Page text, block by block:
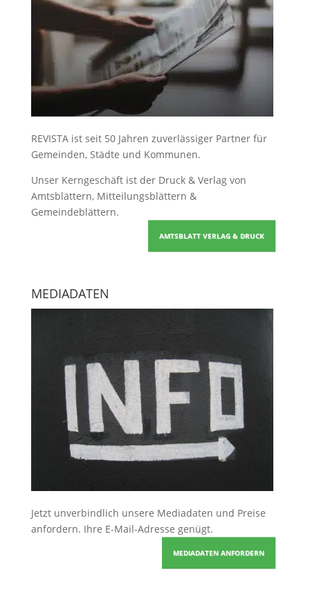
REVISTA ist seit 50 Jahren zuverlässiger Partner für
Gemeinden, Städte und Kommunen.
Unser Kerngeschäft ist der Druck & Verlag von
Amtsblättern, Mitteilungsblättern &
Gemeindeblättern.
AMTSBLATT VERLAG & DRUCK
MEDIADATEN
Jetzt unverbindlich unsere Mediadaten und Preise
anfordern. Ihre E-Mail-Adresse genügt.
MEDIADATEN ANFORDERN